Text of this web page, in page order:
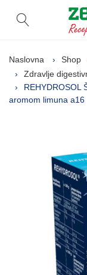
Otvori
Naslovna Shop
Zdravlje
REHYDROSOL
aromom limuna a16